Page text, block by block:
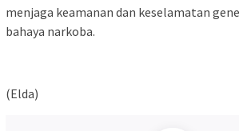
menjaga keamanan dan keselamatan
bahaya narkoba.
(Elda)